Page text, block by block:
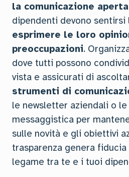
la comunicazione
dipendenti devono sentirsi
esprimere le loro
preoccupazioni.
dove tutti possono
vista e assicurati di
strumenti di
le newsletter aziendali o
messaggistica per
sulle novità e gli obiettivi
trasparenza genera
legame tra te e i tuoi